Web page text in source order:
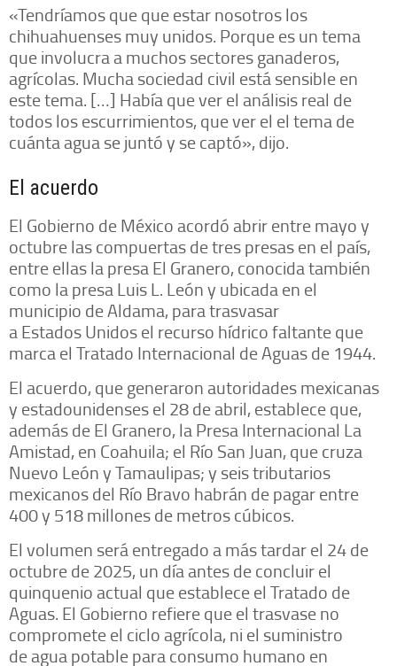
«Tendríamos que que estar nosotros los
chihuahuenses muy unidos. Porque es un tema
que involucra a muchos sectores ganaderos,
agrícolas. Mucha sociedad civil está sensible en
este tema. […] Había que ver el análisis real de
todos los escurrimientos, que ver el el tema de
cuánta agua se juntó y se captó», dijo.
El acuerdo
El Gobierno de México acordó abrir entre mayo y
octubre las compuertas de tres presas en el país,
entre ellas la presa El Granero, conocida también
como la presa Luis L. León y ubicada en el
municipio de Aldama, para trasvasar
a Estados Unidos el recurso hídrico faltante que
marca el Tratado Internacional de Aguas de 1944.
El acuerdo, que generaron autoridades mexicanas
y estadounidenses el 28 de abril, establece que,
además de El Granero, la Presa Internacional La
Amistad, en Coahuila; el Río San Juan, que cruza
Nuevo León y Tamaulipas; y seis tributarios
mexicanos del Río Bravo habrán de pagar entre
400 y 518 millones de metros cúbicos.
El volumen será entregado a más tardar el 24 de
octubre de 2025, un día antes de concluir el
quinquenio actual que establece el Tratado de
Aguas. El Gobierno refiere que el trasvase no
compromete el ciclo agrícola, ni el suministro
de agua potable para consumo humano en